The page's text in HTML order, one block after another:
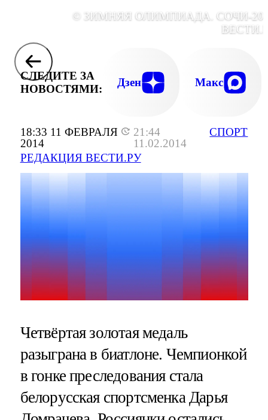
18:33 11 ФЕВРАЛЯ
2014
21:44
11.02.2014
РЕДАКЦИЯ ВЕСТИ.РУ
СПОРТ
© ЗИМНЯЯ ОЛИМПИАДА. СОЧИ-
СЛЕДИТЕ ЗА
НОВОСТЯМИ:
Дзен Макс
Четвёртая золотая медаль
разыграна в биатлоне. Чемпионкой
в гонке преследования стала
белорусская спортсменка Дарья